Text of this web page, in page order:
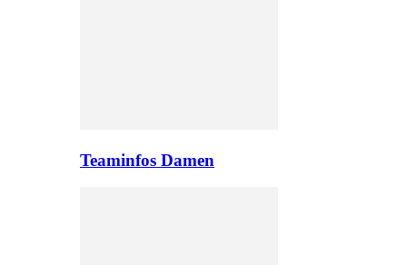
Teaminfos Damen